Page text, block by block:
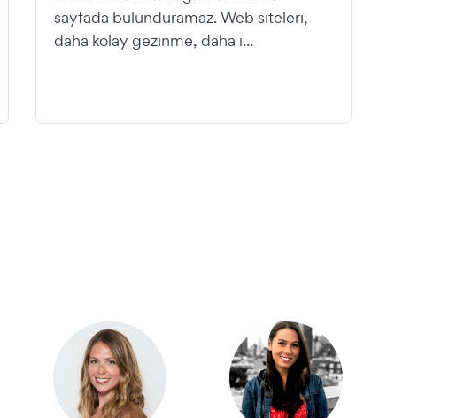
sayfada bulunduramaz. Web siteleri,
daha kolay gezinme, daha i...